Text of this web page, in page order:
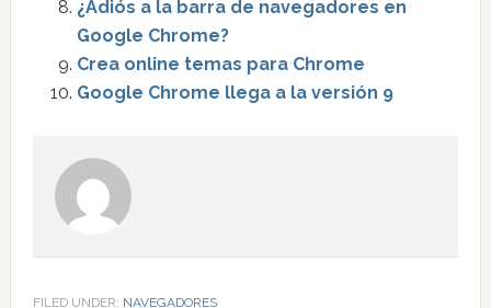
¿Adiós a la barra de navegadores en
Google Chrome?
Crea online temas para Chrome
Google Chrome llega a la versión 9
FILED UNDER: NAVEGADORES